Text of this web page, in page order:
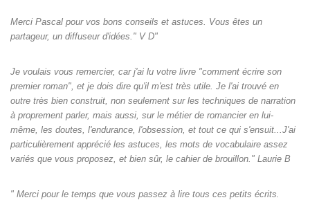
Merci Pascal pour vos bons conseils et astuces. Vous êtes un
partageur, un diffuseur d'idées." V D"
Je voulais vous remercier, car j'ai lu votre livre "comment écrire son
premier roman", et je dois dire qu'il m'est très utile. Je l'ai trouvé en
outre très bien construit, non seulement sur les techniques de narration
à proprement parler, mais aussi, sur le métier de romancier en lui-
même, les doutes, l'endurance, l'obsession, et tout ce qui s'ensuit...J'ai
particulièrement apprécié les astuces, les mots de vocabulaire assez
variés que vous proposez, et bien sûr, le cahier de brouillon." Laurie B
" Merci pour le temps que vous passez à lire tous ces petits écrits.